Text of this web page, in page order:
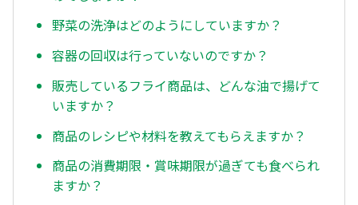
野菜の洗浄はどのようにしていますか？
容器の回収は行っていないのですか？
販売しているフライ商品は、どんな油で揚げて
いますか？
商品のレシピや材料を教えてもらえますか？
商品の消費期限・賞味期限が過ぎても食べられ
ますか？